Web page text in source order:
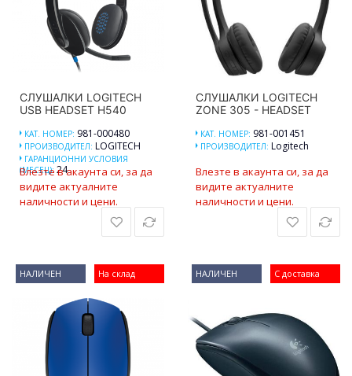
СЛУШАЛКИ LOGITECH
USB HEADSET H540
КАТ. НОМЕР: 981-000480
ПРОИЗВОДИТЕЛ: LOGITECH
ГАРАНЦИОННИ УСЛОВИЯ
(МЕСЕЦ): 24
Влезте в акаунта си, за да
видите актуалните
наличности и цени.
СЛУШАЛКИ LOGITECH
ZONE 305 - HEADSET
КАТ. НОМЕР: 981-001451
ПРОИЗВОДИТЕЛ: Logitech
Влезте в акаунта си, за да
видите актуалните
наличности и цени.
На склад
НАЛИЧЕН С доставка
НАЛИЧЕН